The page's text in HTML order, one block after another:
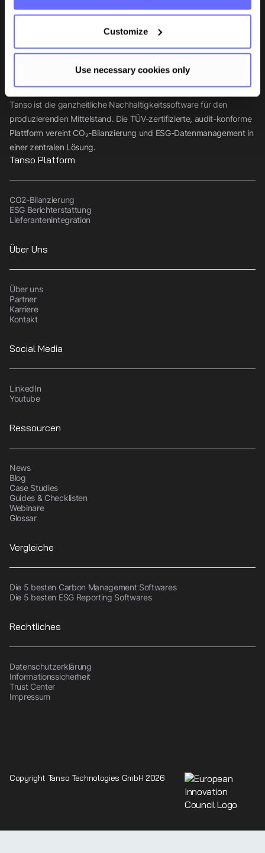
Customize
Use necessary cookies only
Tanso ist die ganzheitliche Nachhaltigkeitssoftware für den
produzierenden Mittelstand. Die TÜV-zertifizierte, audit-konforme
Plattform vereint CO₂-Bilanzierung und ESG-Datenmanagement in
einer zentralen Lösung.
Tanso Platform
CO2-Bilanzierung
ESG Berichterstattung
Lieferantenintegration
Über Uns
Über uns
Partner
Karriere
Kontakt
Social Media
LinkedIn
Youtube
Ressourcen
News
Blog
Case Studies
Guides & Checklisten
Webinare
Glossar
Vergleiche
Die 5 besten Carbon Management Softwares
Die 5 besten ESG Reporting Softwares
Rechtliches
Datenschutzerklärung
Informationssicherheit
Trust Center
Impressum
Copyright Tanso Technologies GmbH 2026